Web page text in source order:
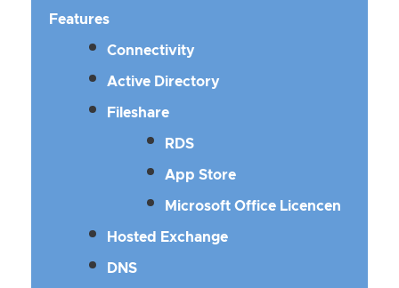
Features
Connectivity
Active Directory
Fileshare
RDS
App Store
Microsoft Office Licencen
Hosted Exchange
DNS